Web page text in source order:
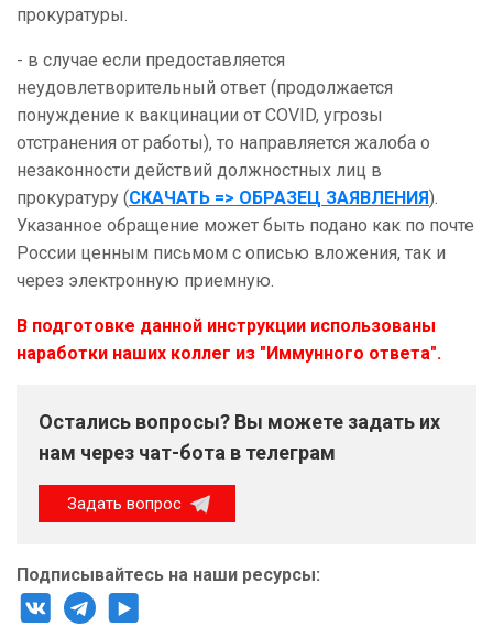
прокуратуры.
- в случае если предоставляется
неудовлетворительный ответ (продолжается
понуждение к вакцинации от COVID, угрозы
отстранения от работы), то направляется жалоба о
незаконности действий должностных лиц в
прокуратуру (СКАЧАТЬ => ОБРАЗЕЦ ЗАЯВЛЕНИЯ).
Указанное обращение может быть подано как по почте
России ценным письмом с описью вложения, так и
через электронную приемную.
В подготовке данной инструкции использованы
наработки наших коллег из "Иммунного ответа".
Остались вопросы? Вы можете задать их
нам через чат-бота в телеграм
Задать вопрос
Подписывайтесь на наши ресурсы: